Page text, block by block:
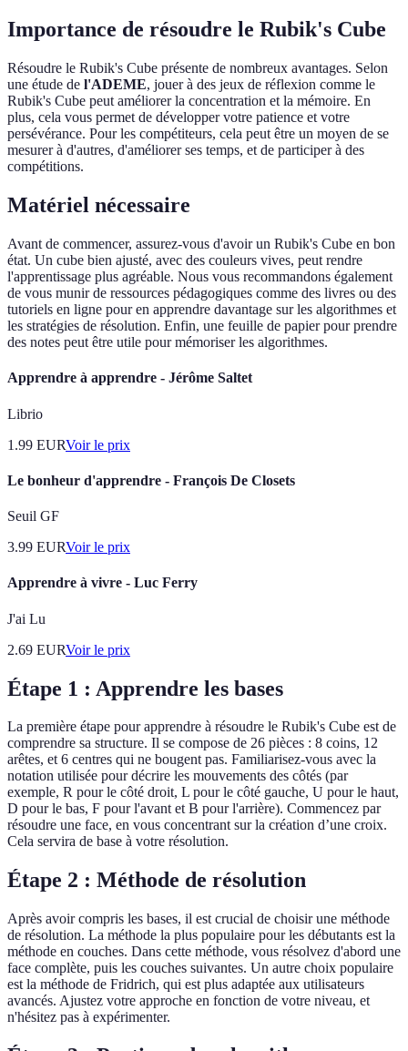
Importance de résoudre le Rubik's Cube
Résoudre le Rubik's Cube présente de nombreux avantages. Selon
une étude de l'ADEME, jouer à des jeux de réflexion comme le
Rubik's Cube peut améliorer la concentration et la mémoire. En
plus, cela vous permet de développer votre patience et votre
persévérance. Pour les compétiteurs, cela peut être un moyen de se
mesurer à d'autres, d'améliorer ses temps, et de participer à des
compétitions.
Matériel nécessaire
Avant de commencer, assurez-vous d'avoir un Rubik's Cube en bon
état. Un cube bien ajusté, avec des couleurs vives, peut rendre
l'apprentissage plus agréable. Nous vous recommandons également
de vous munir de ressources pédagogiques comme des livres ou des
tutoriels en ligne pour en apprendre davantage sur les algorithmes et
les stratégies de résolution. Enfin, une feuille de papier pour prendre
des notes peut être utile pour mémoriser les algorithmes.
Apprendre à apprendre - Jérôme Saltet
Librio
1.99 EURVoir le prix
Le bonheur d'apprendre - François De Closets
Seuil GF
3.99 EURVoir le prix
Apprendre à vivre - Luc Ferry
J'ai Lu
2.69 EURVoir le prix
Étape 1 : Apprendre les bases
La première étape pour apprendre à résoudre le Rubik's Cube est de
comprendre sa structure. Il se compose de 26 pièces : 8 coins, 12
arêtes, et 6 centres qui ne bougent pas. Familiarisez-vous avec la
notation utilisée pour décrire les mouvements des côtés (par
exemple, R pour le côté droit, L pour le côté gauche, U pour le haut,
D pour le bas, F pour l'avant et B pour l'arrière). Commencez par
résoudre une face, en vous concentrant sur la création d’une croix.
Cela servira de base à votre résolution.
Étape 2 : Méthode de résolution
Après avoir compris les bases, il est crucial de choisir une méthode
de résolution. La méthode la plus populaire pour les débutants est la
méthode en couches. Dans cette méthode, vous résolvez d'abord une
face complète, puis les couches suivantes. Un autre choix populaire
est la méthode de Fridrich, qui est plus adaptée aux utilisateurs
avancés. Ajustez votre approche en fonction de votre niveau, et
n'hésitez pas à expérimenter.